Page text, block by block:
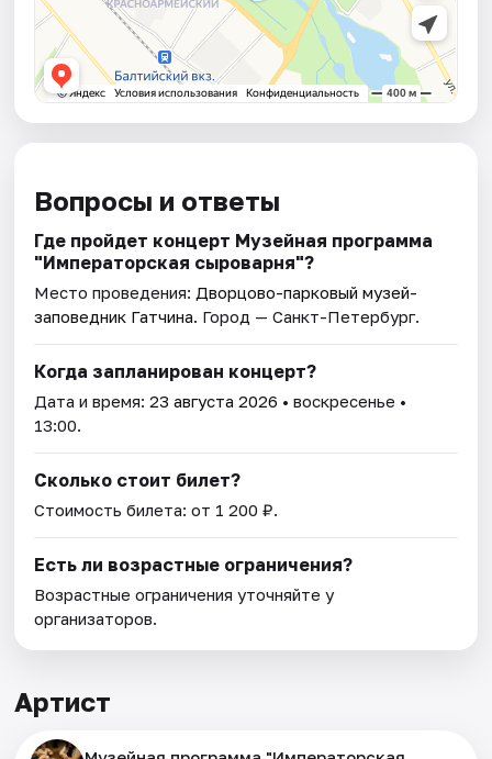
Вопросы и ответы
Где пройдет концерт Музейная программа
"Императорская сыроварня"?
Место проведения: Дворцово-парковый музей-
заповедник Гатчина. Город — Санкт-Петербург.
Когда запланирован концерт?
Дата и время:23 августа 2026 • воскресенье •
13:00.
Сколько стоит билет?
Стоимость билета: от 1 200 ₽.
Есть ли возрастные ограничения?
Возрастные ограничения уточняйте у
организаторов.
Артист